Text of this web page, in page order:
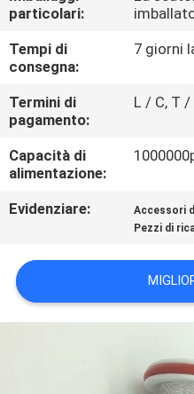
CONTATTACI
CHIEDI UN
PREVENTIVO
NEWS
MAPPA
DEL
particolari:
Tempi di
consegna:
7 giorni
Termini di
pagamento:
L / C, T /
Capacità di
alimentazione:
Evidenziare: Accessori
Pezzi di